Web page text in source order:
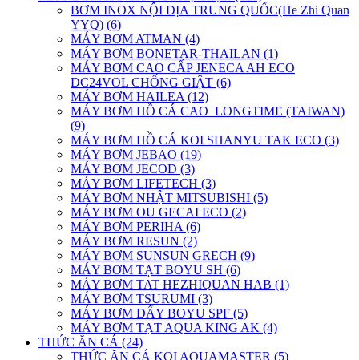
BƠM INOX NỘI ĐỊA TRUNG QUỐC(He Zhi Quan
YYQ) (6)
MÁY BƠM ATMAN (4)
MÁY BƠM BONETAR-THAILAN (1)
MÁY BƠM CAO CẤP JENECA AH ECO
DC24VOL CHỐNG GIẬT (6)
MÁY BƠM HAILEA (12)
MÁY BƠM HỒ CÁ CAO_LONGTIME (TAIWAN)
(9)
MÁY BƠM HỒ CÁ KOI SHANYU TAK ECO (3)
MÁY BƠM JEBAO (19)
MÁY BƠM JECOD (3)
MÁY BƠM LIFETECH (3)
MÁY BƠM NHẬT MITSUBISHI (5)
MÁY BƠM OU GECAI ECO (2)
MÁY BƠM PERIHA (6)
MÁY BƠM RESUN (2)
MÁY BƠM SUNSUN GRECH (9)
MÁY BƠM TẠT BOYU SH (6)
MÁY BƠM TAT HEZHIQUAN HAB (1)
MÁY BƠM TSURUMI (3)
MÁY BƠM ĐẨY BOYU SPF (5)
MÁY BƠM TẠT AQUA KING AK (4)
THỨC ĂN CÁ (24)
THỨC ĂN CÁ KOI AQUAMASTER (5)